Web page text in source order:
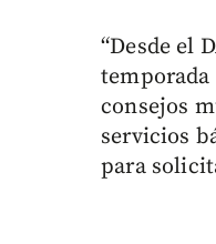
“Desde el
consejos
servicios
para